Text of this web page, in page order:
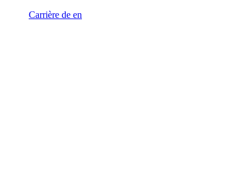
Carrière de en